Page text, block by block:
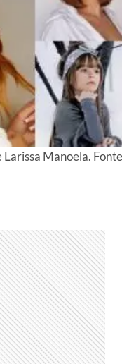
Larissa Manoela.